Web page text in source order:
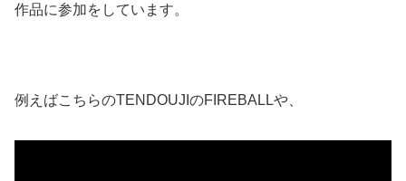
作品に参加をしています。
例えばこちらのTENDOUJIのFIREBALLや、